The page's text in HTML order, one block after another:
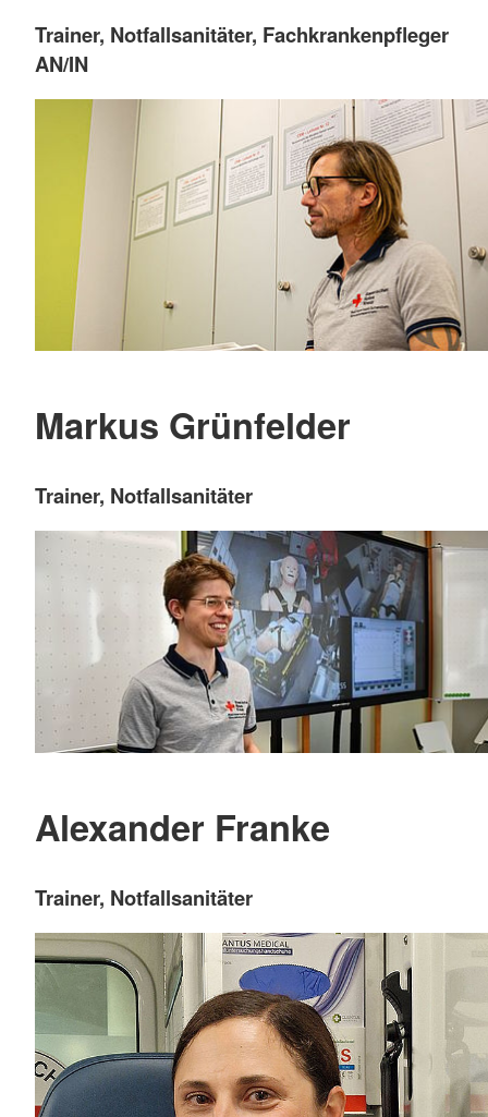
Trainer, Notfallsanitäter, Fachkrankenpfleger
AN/IN
Markus Grünfelder
Trainer, Notfallsanitäter
Alexander Franke
Trainer, Notfallsanitäter